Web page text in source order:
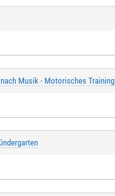
Musik - Motorisches Training